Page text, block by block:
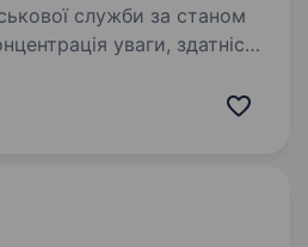
служби за станом
навчатись